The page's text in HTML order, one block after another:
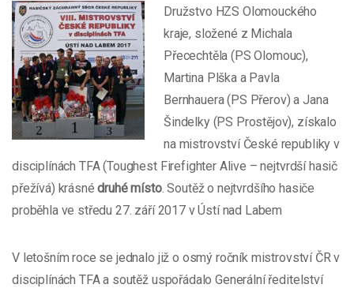
Družstvo HZS Olomouckého
kraje, složené z Michala
Přecechtěla (PS Olomouc),
Martina Plška a Pavla
Bernhauera (PS Přerov) a Jana
Šindelky (PS Prostějov), získalo
na mistrovství České republiky v
disciplínách TFA (Toughest Firefighter Alive – nejtvrdší hasič
přežívá) krásnédruhé místo. Soutěž o nejtvrdšího hasiče
proběhla ve středu 27. září 2017 v Ústí nad Labem
V letošním roce se jednalo již o osmý ročník mistrovství ČR v
disciplínách TFA a soutěž uspořádalo Generální ředitelství